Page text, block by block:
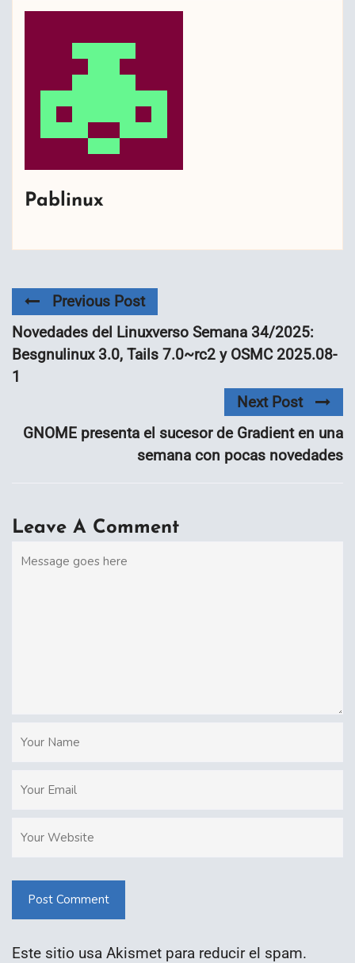
Pablinux
Previous Post
Novedades del Linuxverso Semana 34/2025:
Besgnulinux 3.0, Tails 7.0~rc2 y OSMC 2025.08-
1
Next Post
GNOME presenta el sucesor de Gradient en una
semana con pocas novedades
Leave A Comment
Post Comment
Este sitio usa Akismet para reducir el spam.